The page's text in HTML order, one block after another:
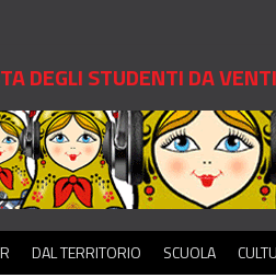
DEGLI STUDENTI DA
DAL TERRITORIO SCUOLA